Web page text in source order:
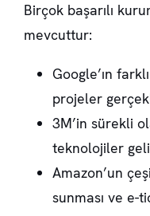
Birçok başarılı
mevcuttur:
Google’ın
projeler
3M’in sürekli
teknolojiler
Amazon’un
sunması ve e-